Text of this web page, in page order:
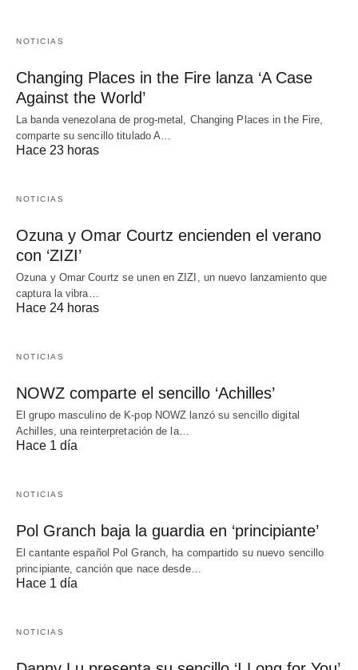
NOTICIAS
Changing Places in the Fire lanza ‘A Case
Against the World’
La banda venezolana de prog-metal, Changing Places in the Fire,
comparte su sencillo titulado A…
Hace 23 horas
NOTICIAS
Ozuna y Omar Courtz encienden el verano
con ‘ZIZI’
Ozuna y Omar Courtz se unen en ZIZI, un nuevo lanzamiento que
captura la vibra…
Hace 24 horas
NOTICIAS
NOWZ comparte el sencillo ‘Achilles’
El grupo masculino de K-pop NOWZ lanzó su sencillo digital
Achilles, una reinterpretación de la…
Hace 1 día
NOTICIAS
Pol Granch baja la guardia en ‘principiante’
El cantante español Pol Granch, ha compartido su nuevo sencillo
principiante, canción que nace desde…
Hace 1 día
NOTICIAS